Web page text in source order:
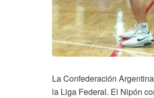
La Confederación
la Liga Federal. El Nipón